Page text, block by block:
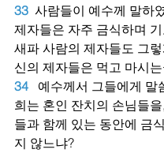
33 사람들이 예수께 말하
제자들은 자주 금식하며
새파 사람의 제자들도 그
신의 제자들은 먹고 마시
34
예수께서 그들에게 말
희는 혼인 잔치의 손님들
들과 함께 있는 동안에 금
지 않느냐?